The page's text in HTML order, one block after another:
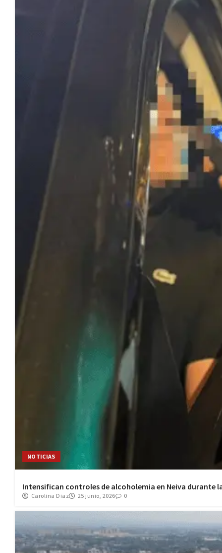
NOTICIAS
Intensifican controles de alcoholemia en Neiva durante
Carolina Diaz 25 junio, 2026 0